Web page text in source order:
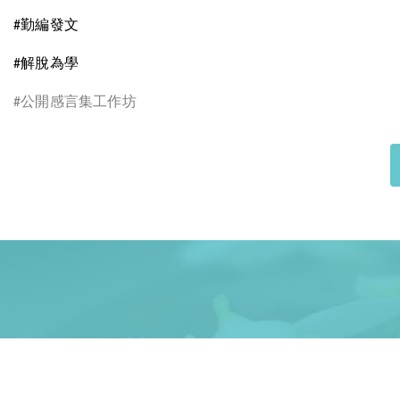
#勤編發文
#解脫為學
#公開感言集工作坊